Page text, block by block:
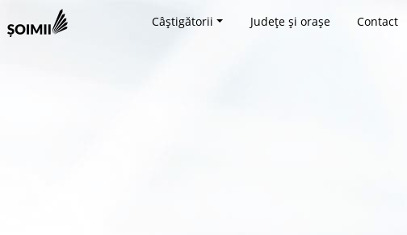
Câștigătorii Județe și orașe Contact